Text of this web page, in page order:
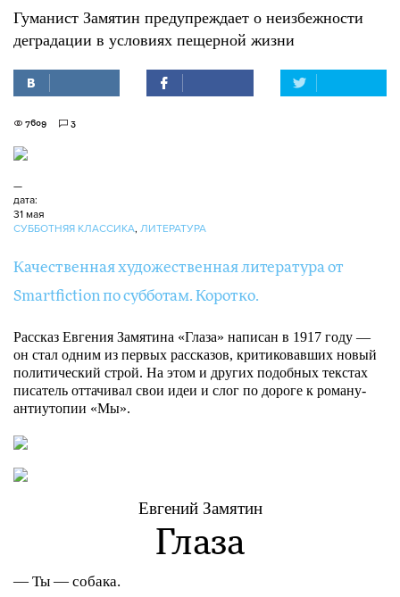
Гуманист Замятин предупреждает о неизбежности
деградации в условиях пещерной жизни
7609 3
—
дата:
31 мая
СУББОТНЯЯ КЛАССИКА, ЛИТЕРАТУРА
Качественная художественная литература от
Smartfiction по субботам. Коротко.
Рассказ Евгения Замятина «Глаза» написан в 1917 году —
он стал одним из первых рассказов, критиковавших новый
политический строй. На этом и других подобных текстах
писатель оттачивал свои идеи и слог по дороге к роману-
антиутопии «Мы».
Евгений Замятин
Глаза
— Ты — собака.